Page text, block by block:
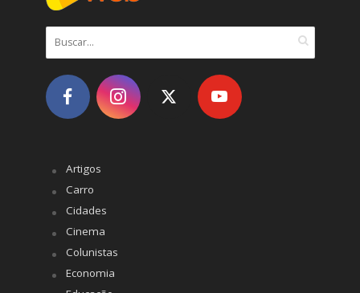
Artigos
Carro
Cidades
Cinema
Colunistas
Economia